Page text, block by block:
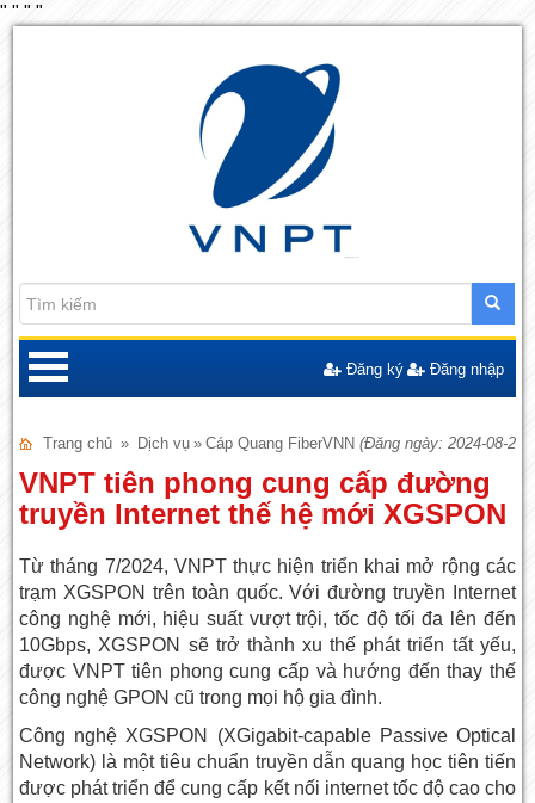
" " " "
Đăng ký Đăng nhập
Trang chủ » Dịch vụ » Cáp Quang FiberVNN (Đăng ngày: 2024-08-22)
VNPT tiên phong cung cấp đường
truyền Internet thế hệ mới XGSPON
Từ tháng 7/2024, VNPT thực hiện triển khai mở rộng các
trạm XGSPON trên toàn quốc. Với đường truyền Internet
công nghệ mới, hiệu suất vượt trội, tốc độ tối đa lên đến
10Gbps, XGSPON sẽ trở thành xu thế phát triển tất yếu,
được VNPT tiên phong cung cấp và hướng đến thay thế
công nghệ GPON cũ trong mọi hộ gia đình.
Công nghệ XGSPON (XGigabit-capable Passive Optical
Network) là một tiêu chuẩn truyền dẫn quang học tiên tiến
được phát triển để cung cấp kết nối internet tốc độ cao cho